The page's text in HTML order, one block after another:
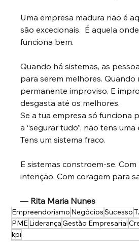
Uma empresa madura não é
são excecionais.  É aquela
funciona bem.
Quando há sistemas, as
para serem melhores. Quando
permanente improviso. E
desgasta até os melhores.
Se a tua empresa só funciona
a “segurar tudo”, não tens
Tens um sistema fraco.
E sistemas constroem-se.
intenção. Com coragem para
— Rita Maria Nunes
Empreendorismo NegóciosSucesso
PMELiderançaGestão Empresarial
kpi